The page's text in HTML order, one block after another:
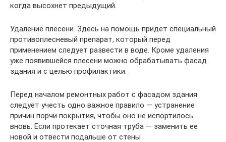
когда высохнет предыдущий.
Удаление плесени. Здесь на помощь придет специальный
противоплесневый препарат, который перед
применением следует развести в воде. Кроме удаления
уже появившейся плесени можно обрабатывать фасад
здания и с целью профилактики.
Перед началом ремонтных работ с фасадом здания
следует учесть одно важное правило — устранение
причин порчи покрытия, чтобы оно не испортилось
вновь. Если протекает сточная труба — заменить ее
новой и отвести подальше от стены